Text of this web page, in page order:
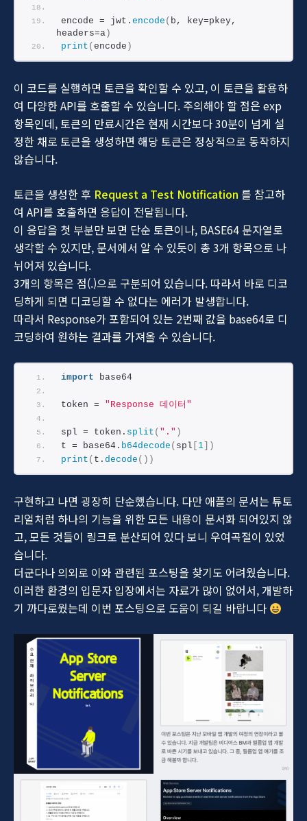
encode = jwt. encode ( b, key=pkey,
headers=a )
print ( encode )
이 코드를 실행하면 토큰을 확인할 수 있고, 이 토큰을 활용하
여 다양한 API를 호출할 수 있습니다. 주의해야 할 점은 exp
항목인데, 토큰의 만료시간은 현재 시간보다 30분이 넘게 설
정한 채로 토큰을 생성하면 해당 토큰은 정상적으로 동작하지
않습니다.
토큰을 생성한 후 Request a Test Notification 를 참고하
여 API를 호출하면 응답이 전달됩니다.
이 응답을 첫 부분만 보면 단순 토큰이나, BASE64 문자열로
생각할 수 있지만, 문서에서 알 수 있듯이 총 3개 항목으로 나
뉘어져 있습니다.
3개의 항목은 점(.)으로 구분되어 있습니다. 따라서 바로 디코
딩하게 되면 디코딩할 수 없다는 에러가 발생합니다.
따라서 Response가 포함되어 있는 2번째 값을 base64로 디
코딩하여 원하는 결과를 가져올 수 있습니다.
import base64
token = "Response 데이터"
spl = token. split ( "." )
t = base64. b64decode ( spl 1 ])
print ( t. decode ())
구현하고 나면 굉장히 단순했습니다. 다만 애플의 문서는 튜토
리얼처럼 하나의 기능을 위한 모든 내용이 문서화 되어있지 않
고, 모든 것들이 링크로 분산되어 있다 보니 우여곡절이 있었
습니다.
더군다나 의외로 이와 관련된 포스팅을 찾기도 어려웠습니다.
이러한 환경의 입문자 입장에서는 자료가 많이 없어서, 개발하
기 까다로웠는데 이번 포스팅으로 도움이 되길 바랍니다